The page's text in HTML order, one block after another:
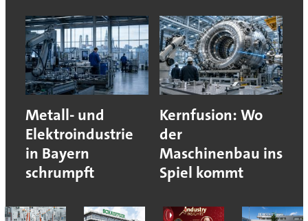
Metall- und
Elektroindustrie
in Bayern
schrumpft
Kernfusion: Wo
der
Maschinenbau ins
Spiel kommt